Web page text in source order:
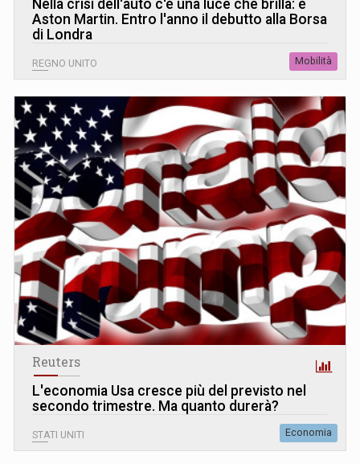
Nella crisi dell'auto c'è una luce che brilla: è
Aston Martin. Entro l'anno il debutto alla Borsa
di Londra
REGNO UNITO Mobilità
Reuters
L'economia Usa cresce più del previsto nel
secondo trimestre. Ma quanto durerà?
STATI UNITI Economia